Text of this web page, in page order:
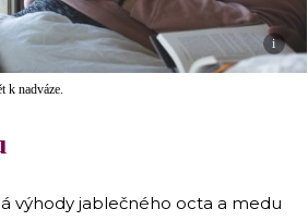
i
k nadváze.
výhody jablečného octa a medu